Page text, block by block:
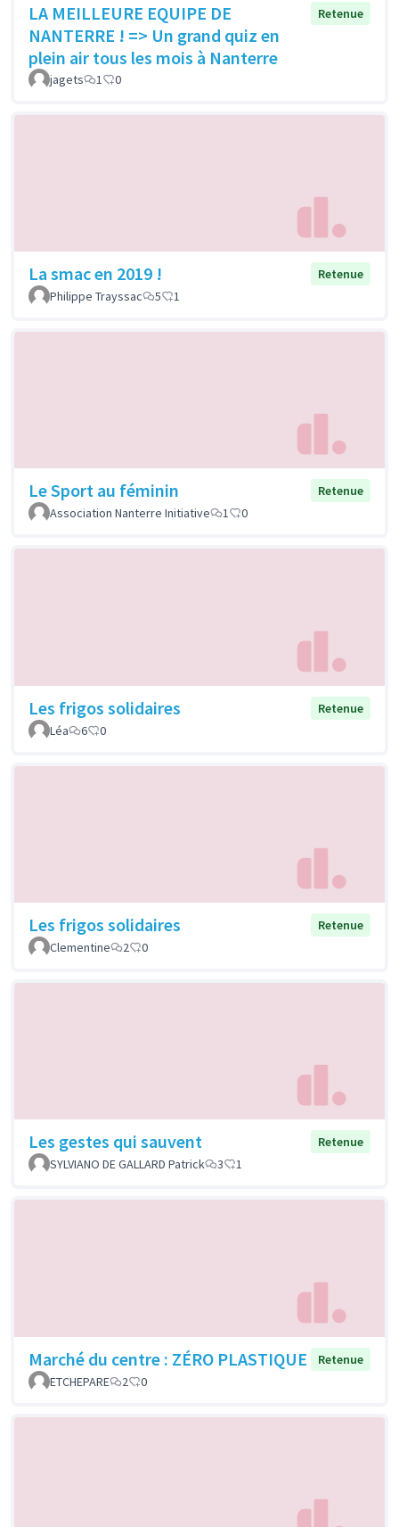
LA MEILLEURE EQUIPE DE
NANTERRE ! => Un grand quiz en
plein air tous les mois à Nanterre
Retenue
jagets 1 0
La smac en 2019 !
Retenue
Philippe Trayssac
5 1
Le Sport au féminin
Retenue
Association Nanterre Initiative
1 0
Les frigos solidaires
Retenue
Léa
6 0
Les frigos solidaires
Retenue
Clementine
2 0
Les gestes qui sauvent
Retenue
SYLVIANO DE GALLARD Patrick
3 1
Marché du centre : ZÉRO PLASTIQUE
Retenue
ETCHEPARE
2 0